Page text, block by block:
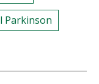
Parkinson